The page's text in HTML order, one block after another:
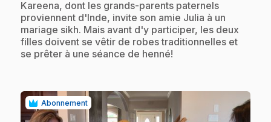
.Kareena, dont les grands-parents paternels
proviennent d'Inde, invite son amie Julia à un
mariage sikh. Mais avant d'y participer, les deux
filles doivent se vêtir de robes traditionnelles et
se prêter à une séance de henné!
Abonnement